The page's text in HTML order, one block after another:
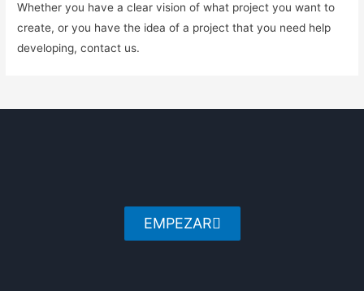
Whether you have a clear vision of what project you want to
create, or you have the idea of a project that you need help
developing, contact us.
EMPEZAR